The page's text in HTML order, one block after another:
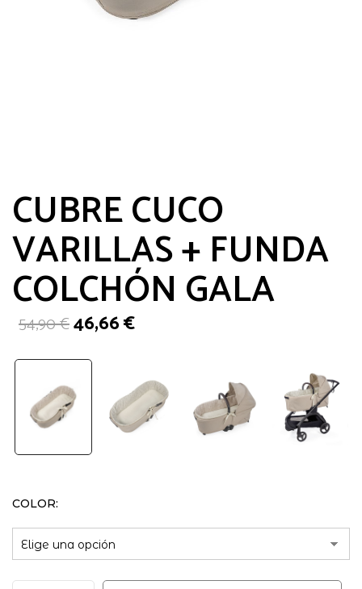
CUBRE CUCO
VARILLAS + FUNDA
COLCHÓN GALA
54,90€El
precio
era:
54,90 €.
46,66€Elprecio
COLOR